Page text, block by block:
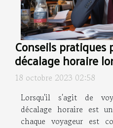
Conseils pratiques
décalage horaire
18 octobre 2023 02:58
Lorsqu'il s'agit de
décalage horaire est
chaque voyageur est